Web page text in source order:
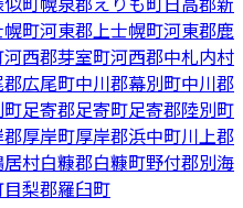
町河東郡上士幌町河東郡鹿
河西郡芽室町河西郡中札内村
広尾町中川郡幕別町中川郡
足寄郡足寄町足寄郡陸別町
郡厚岸町厚岸郡浜中町川上郡
村白糠郡白糠町野付郡別海
目梨郡羅臼町